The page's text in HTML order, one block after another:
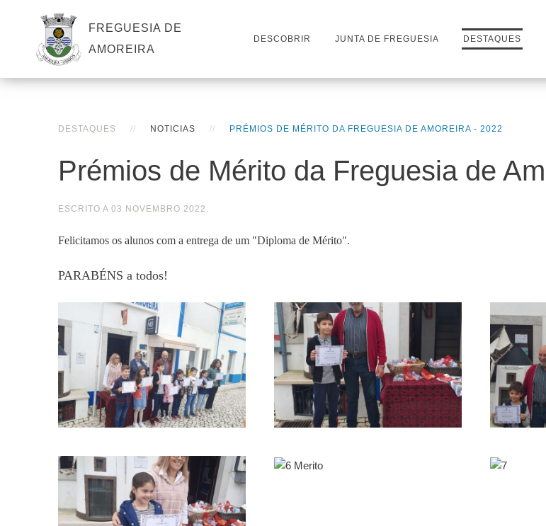
FREGUESIA DE
AMOREIRA
DESCOBRIR JUNTA DE FREGUESIA DESTAQUES
DESTAQUES NOTICIAS PRÉMIOS DE MÉRITO DA FREGUESIA DE AMOREIRA - 2022
Prémios de Mérito da Freguesia de
ESCRITO A 03 NOVEMBRO 2022 .
Felicitamos os alunos com a entrega de um "Diploma de Mérito".
PARABÉNS a todos!